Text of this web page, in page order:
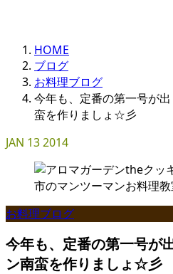
HOME
ブログ
お料理ブログ
今年も、定番の第一号が
蛮を作りましょ☆彡
JAN 132014
お料理ブログ
今年も、定番の第一号が
ン南蛮を作りましょ☆彡